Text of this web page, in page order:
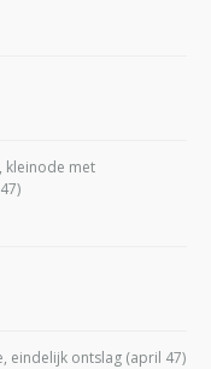
kleinode met
eindelijk ontslag (april 47)